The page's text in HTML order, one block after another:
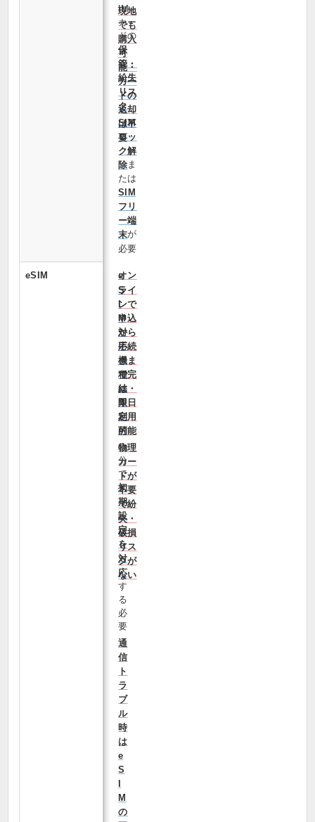
現地
でも
購入
可
能・
カー
ドの
返却
は不
要
IM
カー
ドの
保
管・
紛失
リス
ク
SIM
ロッ
ク解
除ま
たは
SIM
フリ
ー端
末が
必要
eSIM
オン
ライ
ンで
申込
から
手続
きま
で完
結・
即日
利用
可能
物理
カー
ドが
不要
で紛
失・
破損
リス
クが
ない
e
S
I
M
対
応
機
種
は
限
定
的
自
分
で
初
期
設
定
を
対
応
す
る
必
要
通
信
ト
ラ
ブ
ル
時
は
e
S
M
の